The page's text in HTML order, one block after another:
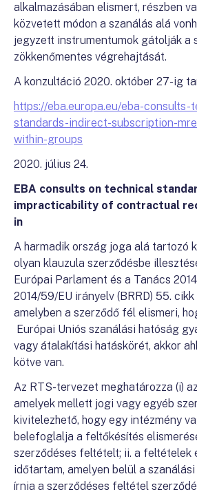
alkalmazásában elismert, részben
közvetett módon a szanálás alá
jegyzett instrumentumok gátolják a
zökkenőmentes végrehajtását.
A konzultáció 2020. október 27-ig
https://eba.europa.eu/eba-consults-
standards-indirect-subscription-
within-groups
2020. július 24.
EBA consults on technical
impracticability of contractual
in
A harmadik ország joga alá tartozó
olyan klauzula szerződésbe
Európai Parlament és a Tanács
2014/59/EU irányelv (BRRD) 55. cikk
amelyben a szerződő fél elismeri,
Európai Uniós szanálási hatóság
vagy átalakítási hatáskörét, akkor
kötve van.
Az RTS-tervezet meghatározza (i)
amelyek mellett jogi vagy egyéb
kivitelezhető, hogy egy intézmény
belefoglalja a feltőkésítés
szerződéses feltételt; ii. a feltételek
időtartam, amelyen belül a
írnia a szerződéses feltétel